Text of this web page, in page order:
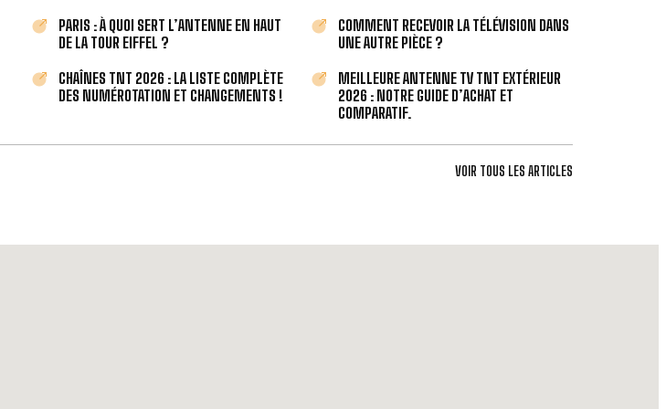
PARIS : À QUOI SERT L’ANTENNE EN HAUT
DE LA TOUR EIFFEL ?
COMMENT RECEVOIR LA TÉLÉVISION DANS
UNE AUTRE PIÈCE ?
CHAÎNES TNT 2026 : LA LISTE COMPLÈTE
DES NUMÉROTATION ET CHANGEMENTS !
MEILLEURE ANTENNE TV TNT EXTÉRIEUR
2026 : NOTRE GUIDE D’ACHAT ET
COMPARATIF.
VOIR TOUS LES ARTICLES